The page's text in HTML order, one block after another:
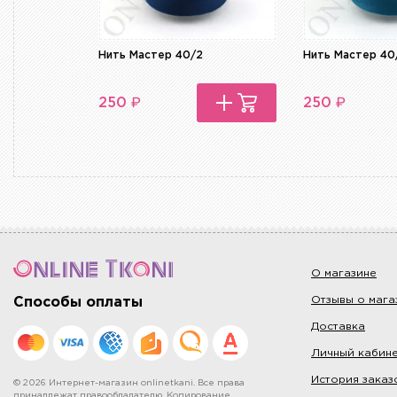
Нить Мастер 40/2
250 ₽
Нить Мастер
250 ₽
Способы оплаты
© 2026 Интернет-магазин onlinetkani. Все права
О магазине
Отзывы о
Доставка
Личный
История